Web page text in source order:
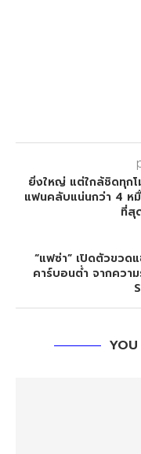
ยิ่งใหญ่ แต่ใกล้ชิดทุก
แฟนคลับแน่นกว่า 4 ห
ที่สุ
“แฟซ่า” เปิดตัวขวด
คาร์บอนต่ำ จากควา